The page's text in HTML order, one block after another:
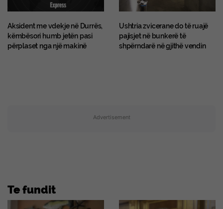
Aksident me vdekje në Durrës,
këmbësori humb jetën pasi
përplaset nga një makinë
Ushtria zvicerane do të ruajë
pajisjet në bunkerë të
shpërndarë në gjithë vendin
Advertisement
Te fundit